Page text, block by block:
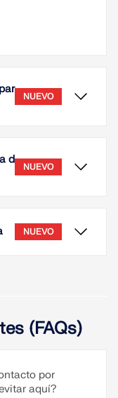
NUEVO
de entrada
de insertar el
más preciso e
si el punto
d
NUEVO
de los vientos'
NUEVO
(FAQs)
por
aquí?